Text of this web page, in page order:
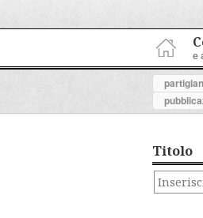
e
Titolo